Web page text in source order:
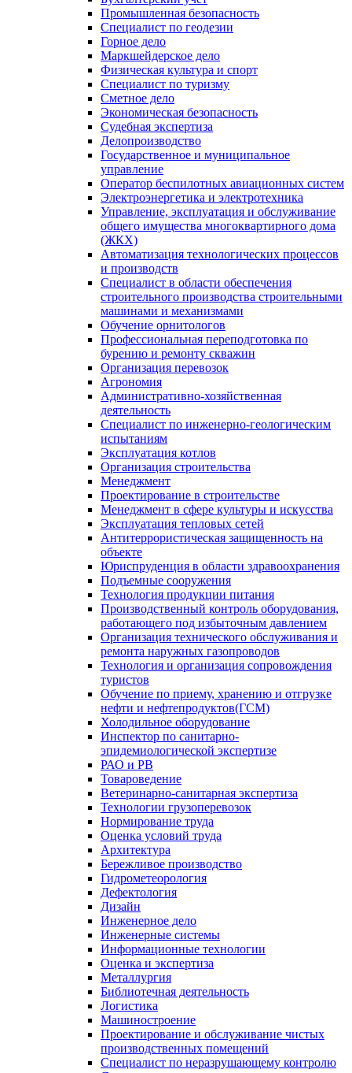
Промышленная безопасность
Специалист по геодезии
Горное дело
Маркшейдерское дело
Физическая культура и спорт
Специалист по туризму
Сметное дело
Экономическая безопасность
Судебная экспертиза
Делопроизводство
Государственное и муниципальное
управление
Оператор беспилотных авиационных систем
Электроэнергетика и электротехника
Управление, эксплуатация и обслуживание
общего имущества многоквартирного дома
(ЖКХ)
Автоматизация технологических процессов
и производств
Специалист в области обеспечения
строительного производства строительными
машинами и механизмами
Обучение орнитологов
Профессиональная переподготовка по
бурению и ремонту скважин
Организация перевозок
Агрономия
Административно-хозяйственная
деятельность
Специалист по инженерно-геологическим
испытаниям
Эксплуатация котлов
Организация строительства
Менеджмент
Проектирование в строительстве
Менеджмент в сфере культуры и искусства
Эксплуатация тепловых сетей
Антитеррористическая защищенность на
объекте
Юриспруденция в области здравоохранения
Подъемные сооружения
Технология продукции питания
Производственный контроль оборудования,
работающего под избыточным давлением
Организация технического обслуживания и
ремонта наружных газопроводов
Технология и организация сопровождения
туристов
Обучение по приему, хранению и отгрузке
нефти и нефтепродуктов(ГСМ)
Холодильное оборудование
Инспектор по санитарно-
эпидемиологической экспертизе
РАО и РВ
Товароведение
Ветеринарно-санитарная экспертиза
Технологии грузоперевозок
Нормирование труда
Оценка условий труда
Архитектура
Бережливое производство
Гидрометеорология
Дефектология
Дизайн
Инженерное дело
Инженерные системы
Информационные технологии
Оценка и экспертиза
Металлургия
Библиотечная деятельность
Логистика
Машиностроение
Проектирование и обслуживание чистых
производственных помещений
Специалист по неразрушающему контролю